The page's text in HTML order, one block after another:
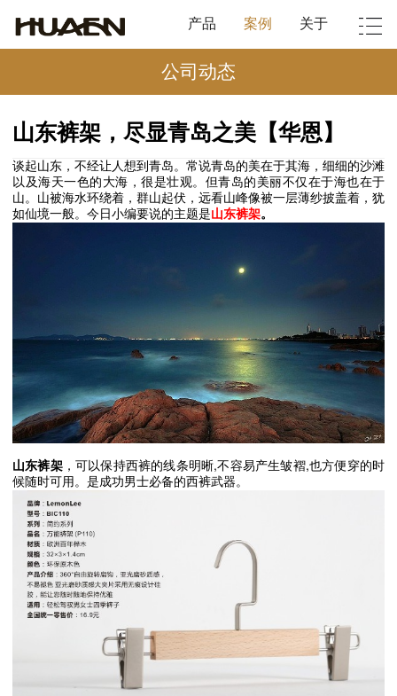
产品 案例 关于
公司动态
山东裤架，尽显青岛之美【华恩】
谈起山东，不经让人想到青岛。常说青岛的美在于其海，细细的沙滩
以及海天一色的大海，很是壮观。但青岛的美丽不仅在于海也在于
山。山被海水环绕着，群山起伏，远看山峰像被一层薄纱披盖着，犹
如仙境一般。今日小编要说的主题是山东裤架。
山东裤架，可以保持西裤的线条明晰,不容易产生皱褶,也方便穿的时
候随时可用。是成功男士必备的西裤武器。